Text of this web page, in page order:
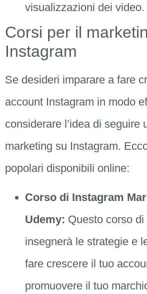
visualizzazioni dei video.
Corsi per il
Instagram
Se desideri imparare a fare
account Instagram in modo
considerare l’idea di seguire
marketing su Instagram.
popolari disponibili online:
Corso di Instagram
Udemy: Questo corso
insegnerà le strategie e
fare crescere il tuo
promuovere il tuo